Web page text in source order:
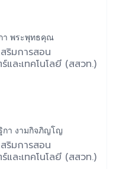
า พระพุทธคุณ
ริมการสอน
และเทคโนโลยี (สสวท.)
กา งามกิจภิญโญ
ริมการสอน
และเทคโนโลยี (สสวท.)